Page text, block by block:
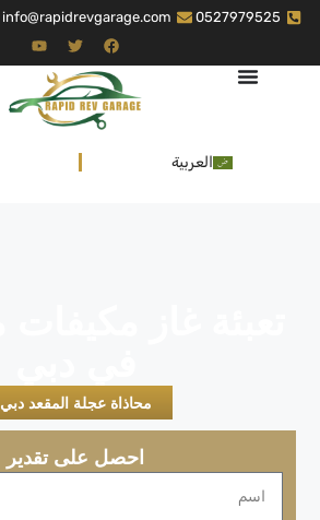
0527979525
info@rapidrevgarage.com
العربية
محاذاة عجلة المقعد دبي
احصل على تقدير